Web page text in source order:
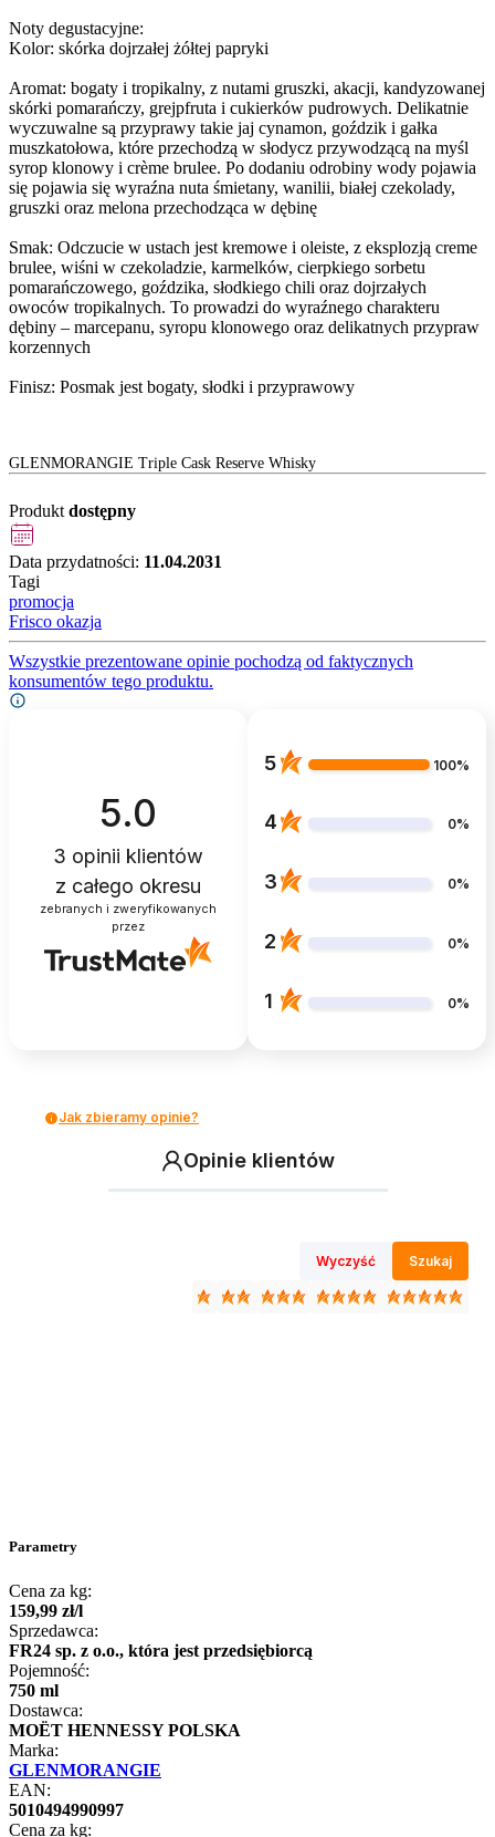
Noty degustacyjne:
Kolor: skórka dojrzałej żółtej papryki
Aromat: bogaty i tropikalny, z nutami gruszki, akacji, kandyzowanej
skórki pomarańczy, grejpfruta i cukierków pudrowych. Delikatnie
wyczuwalne są przyprawy takie jaj cynamon, goździk i gałka
muszkatołowa, które przechodzą w słodycz przywodzącą na myśl
syrop klonowy i crème brulee. Po dodaniu odrobiny wody pojawia
się pojawia się wyraźna nuta śmietany, wanilii, białej czekolady,
gruszki oraz melona przechodząca w dębinę
Smak: Odczucie w ustach jest kremowe i oleiste, z eksplozją creme
brulee, wiśni w czekoladzie, karmelków, cierpkiego sorbetu
pomarańczowego, goździka, słodkiego chili oraz dojrzałych
owoców tropikalnych. To prowadzi do wyraźnego charakteru
dębiny – marcepanu, syropu klonowego oraz delikatnych przypraw
korzennych
Finisz: Posmak jest bogaty, słodki i przyprawowy
GLENMORANGIE Triple Cask Reserve Whisky
Produkt dostępny
Data przydatności: 11.04.2031
Tagi
promocja
Frisco okazja
Wszystkie prezentowane opinie pochodzą od faktycznych
konsumentów tego produktu.
5.0
3 opinii klientów
z całego okresu
zebranych i zweryfikowanych
przez
5 100%
4 0%
3 0%
2 0%
1 0%
Jak zbieramy opinie?
Opinie klientów
Wyczyść Szukaj
Parametry
Cena za kg:
159,99 zł/l
Sprzedawca:
FR24 sp. z o.o., która jest przedsiębiorcą
Pojemność:
750 ml
Dostawca:
MOËT HENNESSY POLSKA
Marka:
GLENMORANGIE
EAN:
5010494990997
Cena za kg: